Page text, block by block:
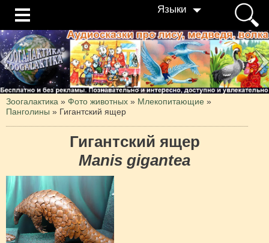
Языки
Зоогалактика » Фото животных » Млекопитающие »
Панголины » Гигантский ящер
Гигантский ящер
Manis gigantea